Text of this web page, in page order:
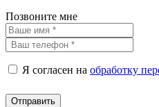
Позвоните мне
Я согласен на обработку
Отправить